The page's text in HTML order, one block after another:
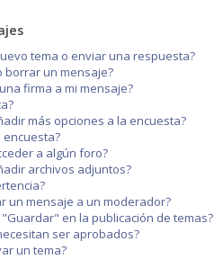
tema o enviar una respuesta?
borrar un mensaje?
firma a mi mensaje?
más opciones a la encuesta?
encuesta?
a algún foro?
archivos adjuntos?
un mensaje a un moderador?
en la publicación de temas?
ser aprobados?
un tema?